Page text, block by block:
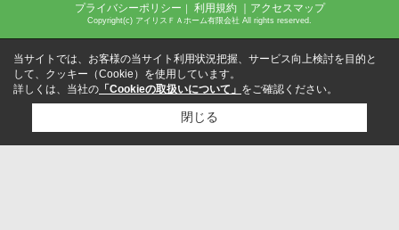
プライバシーポリシー ｜ 利用規約 ｜アクセスマップ
Copyright(c) アイリスＦＡホーム有限会社 All rights reserved.
当サイトでは、お客様の当サイト利用状況把握、サービス向上検討を目的と
して、クッキー（Cookie）を使用しています。
詳しくは、当社の 「Cookieの取扱いについて」 をご確認ください。
閉じる